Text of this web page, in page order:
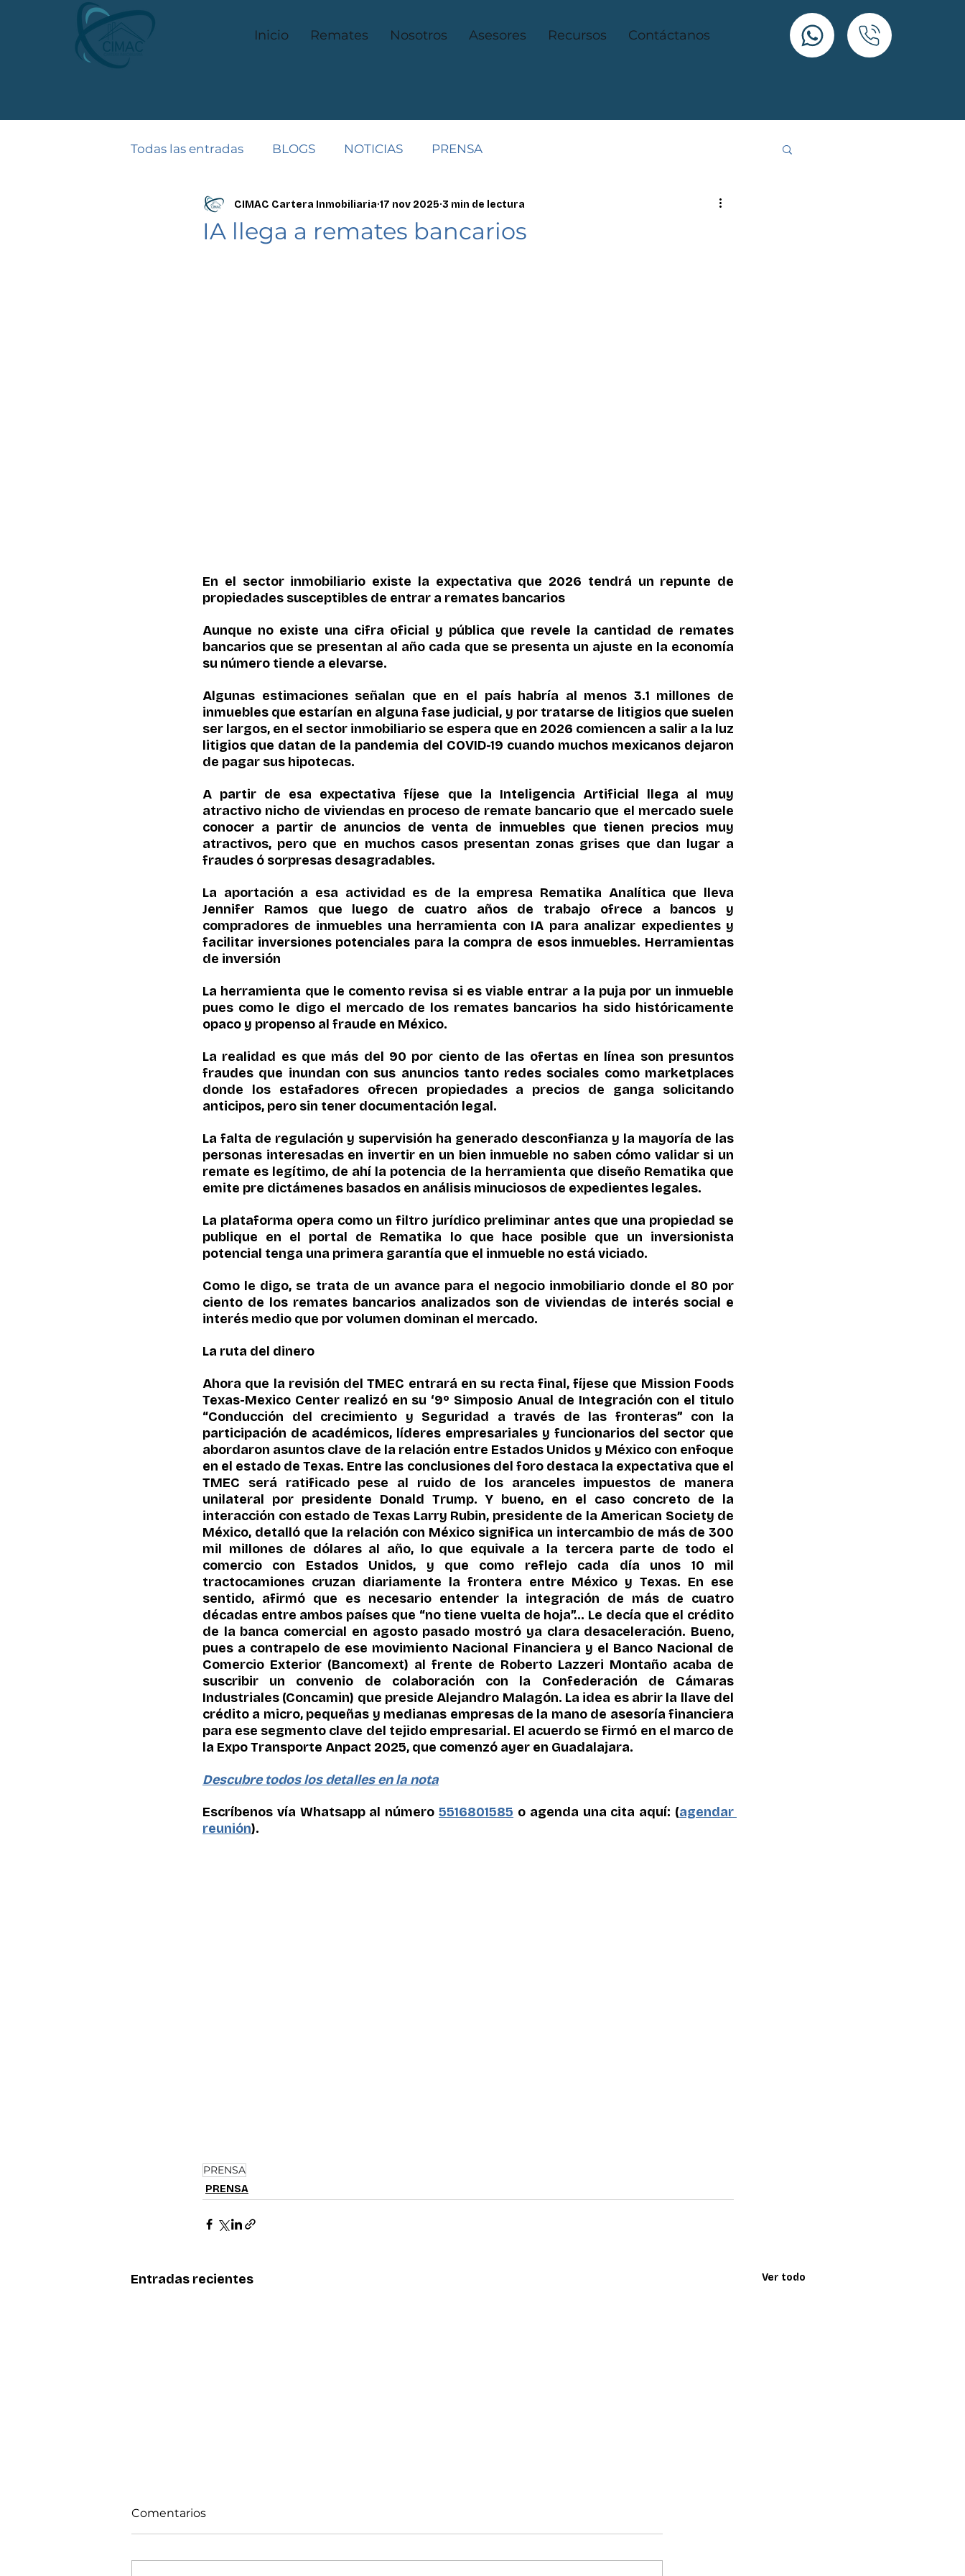
Inicio Remates Nosotros Asesores Recursos Contáctanos
Todas las entradas BLOGS NOTICIAS PRENSA
IA llega a remates bancarios
CIMAC Cartera Inmobiliaria 17 nov 2025 3 min de lectura
En el sector inmobiliario existe la expectativa que 2026 tendrá un repunte de
propiedades susceptibles de entrar a remates bancarios
Aunque no existe una cifra oficial y pública que revele la cantidad de remates
bancarios que se presentan al año cada que se presenta un ajuste en la economía
su número tiende a elevarse.
Algunas estimaciones señalan que en el país habría al menos 3.1 millones de
inmuebles que estarían en alguna fase judicial, y por tratarse de litigios que suelen
ser largos, en el sector inmobiliario se espera que en 2026 comiencen a salir a la luz
litigios que datan de la pandemia del COVID-19 cuando muchos mexicanos dejaron
de pagar sus hipotecas.
A partir de esa expectativa fíjese que la Inteligencia Artificial llega al muy
atractivo nicho de viviendas en proceso de remate bancario que el mercado suele
conocer a partir de anuncios de venta de inmuebles que tienen precios muy
atractivos, pero que en muchos casos presentan zonas grises que dan lugar a
fraudes ó sorpresas desagradables.
La aportación a esa actividad es de la empresa Rematika Analítica que lleva
Jennifer Ramos que luego de cuatro años de trabajo ofrece a bancos y
compradores de inmuebles una herramienta con IA para analizar expedientes y
facilitar inversiones potenciales para la compra de esos inmuebles. Herramientas
de inversión
La herramienta que le comento revisa si es viable entrar a la puja por un inmueble
pues como le digo el mercado de los remates bancarios ha sido históricamente
opaco y propenso al fraude en México.
La realidad es que más del 90 por ciento de las ofertas en línea son presuntos
fraudes que inundan con sus anuncios tanto redes sociales como marketplaces
donde los estafadores ofrecen propiedades a precios de ganga solicitando
anticipos, pero sin tener documentación legal.
La falta de regulación y supervisión ha generado desconfianza y la mayoría de las
personas interesadas en invertir en un bien inmueble no saben cómo validar si un
remate es legítimo, de ahí la potencia de la herramienta que diseño Rematika que
emite pre dictámenes basados en análisis minuciosos de expedientes legales.
La plataforma opera como un filtro jurídico preliminar antes que una propiedad se
publique en el portal de Rematika lo que hace posible que un inversionista
potencial tenga una primera garantía que el inmueble no está viciado.
Como le digo, se trata de un avance para el negocio inmobiliario donde el 80 por
ciento de los remates bancarios analizados son de viviendas de interés social e
interés medio que por volumen dominan el mercado.
La ruta del dinero
Ahora que la revisión del TMEC entrará en su recta final, fíjese que Mission Foods
Texas-Mexico Center realizó en su ‘9º Simposio Anual de Integración con el titulo
“Conducción del crecimiento y Seguridad a través de las fronteras” con la
participación de académicos, líderes empresariales y funcionarios del sector que
abordaron asuntos clave de la relación entre Estados Unidos y México con enfoque
en el estado de Texas. Entre las conclusiones del foro destaca la expectativa que el
TMEC será ratificado pese al ruido de los aranceles impuestos de manera
unilateral por presidente Donald Trump. Y bueno, en el caso concreto de la
interacción con estado de Texas Larry Rubin, presidente de la American Society de
México, detalló que la relación con México significa un intercambio de más de 300
mil millones de dólares al año, lo que equivale a la tercera parte de todo el
comercio con Estados Unidos, y que como reflejo cada día unos 10 mil
tractocamiones cruzan diariamente la frontera entre México y Texas. En ese
sentido, afirmó que es necesario entender la integración de más de cuatro
décadas entre ambos países que “no tiene vuelta de hoja”… Le decía que el crédito
de la banca comercial en agosto pasado mostró ya clara desaceleración. Bueno,
pues a contrapelo de ese movimiento Nacional Financiera y el Banco Nacional de
Comercio Exterior (Bancomext) al frente de Roberto Lazzeri Montaño acaba de
suscribir un convenio de colaboración con la Confederación de Cámaras
Industriales (Concamin) que preside Alejandro Malagón. La idea es abrir la llave del
crédito a micro, pequeñas y medianas empresas de la mano de asesoría financiera
para ese segmento clave del tejido empresarial. El acuerdo se firmó en el marco de
la Expo Transporte Anpact 2025, que comenzó ayer en Guadalajara.
Descubre todos los detalles en la nota
Escríbenos vía Whatsapp al número 5516801585 o agenda una cita aquí: (agendar
reunión).
PRENSA
PRENSA
Entradas recientes Ver todo
Comentarios